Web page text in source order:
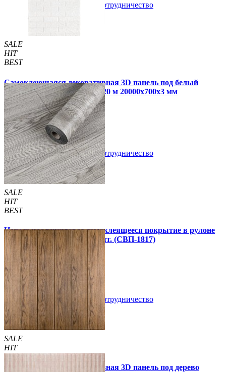
В закладки Сотрудничество
SALE
HIT
BEST
Самоклеющаяся декоративная 3D панель под белый
матовый кирпич в рулоне 20 м 20000x700x3 мм
1 850 грн./шт 2 899 грн./шт
Купить В закладки Сотрудничество
SALE
HIT
BEST
Напольное виниловое самоклеящееся покрытие в рулоне
3000х600х1,5мм, цена за 1 шт. (СВП-1817)
990 грн. 1 390 грн.
Купить В закладки Сотрудничество
SALE
HIT
Самоклеющаяся декоративная 3D панель под дерево